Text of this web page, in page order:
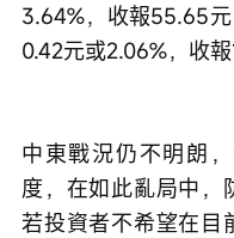
3.64%，收報55.65
0.42元或2.06%，收
中東戰況仍不明朗
度，在如此亂局中，
若投資者不希望在目